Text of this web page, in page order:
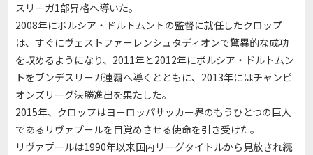
スリーガ1部昇格へ導いた。
2008年にボルシア・ドルトムントの監督に就任したクロップ
は、すぐにヴェストファーレンシュタディオンで驚異的な成功
を収めるようになり、2011年と2012年にボルシア・ドルトムン
トをブンデスリーガ連覇へ導くとともに、2013年にはチャンピ
オンズリーグ決勝進出を果たした。
2015年、クロップはヨーロッパサッカー界のもうひとつの巨人
であるリヴァプールを目覚めさせる使命を引き受けた。
リヴァプールは1990年以来国内リーグタイトルから見放され続